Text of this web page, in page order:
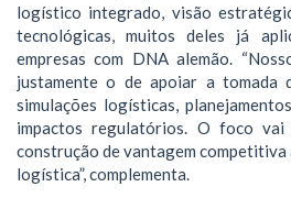
logístico integrado, visão
tecnológicas, muitos deles já
empresas com DNA alemão.
justamente o de apoiar a tomada
simulações logísticas,
impactos regulatórios. O foco
construção de vantagem competitiva
logística”, complementa.